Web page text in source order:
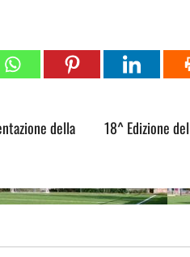
della
18^ Edizione